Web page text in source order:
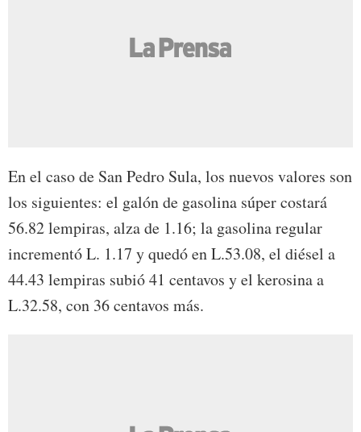
En el caso de San Pedro Sula, los nuevos valores son
los siguientes: el galón de gasolina súper costará
56.82 lempiras, alza de 1.16; la gasolina regular
incrementó L. 1.17 y quedó en L.53.08, el diésel a
44.43 lempiras subió 41 centavos y el kerosina a
L.32.58, con 36 centavos más.